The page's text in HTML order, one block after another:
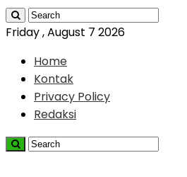
Friday , August 7 2026
Home
Kontak
Privacy Policy
Redaksi